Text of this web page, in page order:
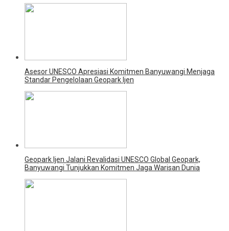
Asesor UNESCO Apresiasi Komitmen Banyuwangi Menjaga
Standar Pengelolaan Geopark Ijen
Geopark Ijen Jalani Revalidasi UNESCO Global Geopark,
Banyuwangi Tunjukkan Komitmen Jaga Warisan Dunia